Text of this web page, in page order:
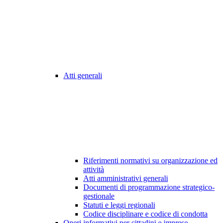
Atti generali
Riferimenti normativi su organizzazione ed
attività
Atti amministrativi generali
Documenti di programmazione strategico-
gestionale
Statuti e leggi regionali
Codice disciplinare e codice di condotta